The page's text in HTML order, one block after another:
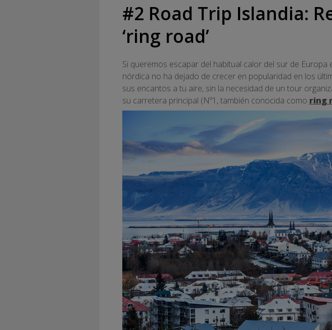
#2 Road Trip Islandia:
‘ring road’
Si queremos escapar del habitual calor del sur de Europa
nórdica no ha dejado de crecer en popularidad en los
sus encantos a tu aire, sin la necesidad de un tour
su carretera principal (Nº1, también conocida como ring